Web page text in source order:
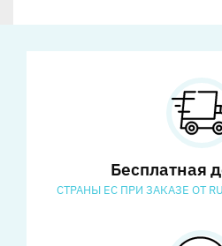
Бесплатная
СТРАНЫ ЕС ПРИ ЗАКАЗЕ ОТ